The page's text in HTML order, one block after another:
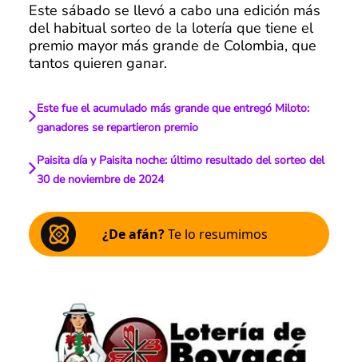
Este sábado se llevó a cabo una edición más
del habitual sorteo de la lotería que tiene el
premio mayor más grande de Colombia, que
tantos quieren ganar.
Este fue el acumulado más grande que entregó Miloto:
ganadores se repartieron premio
Paisita día y Paisita noche: último resultado del sorteo del
30 de noviembre de 2024
¿De afán?Te lo resumimos